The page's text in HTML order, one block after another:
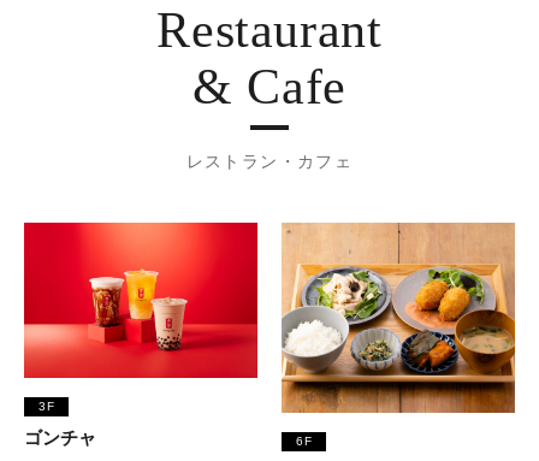
Restaurant
& Cafe
レストラン・カフェ
3F
ゴンチャ 6F